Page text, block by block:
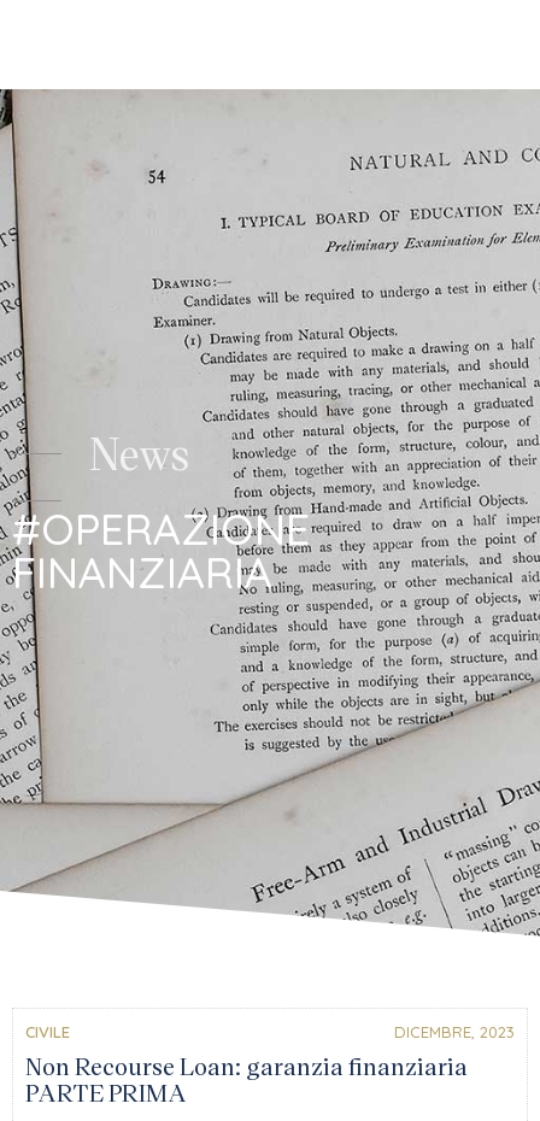
Studio Legale Tomayer
News
#OPERAZIONE
FINANZIARIA
CIVILE DICEMBRE, 2023
Non Recourse Loan: garanzia finanziaria
PARTE PRIMA